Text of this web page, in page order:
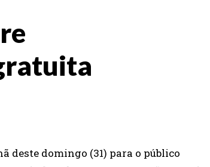
deste domingo (31) para o público